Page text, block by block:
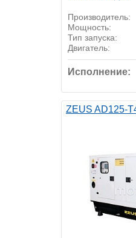
Производитель:
Мощность:
Тип запуска:
Двигатель:
Исполнение:
ZEUS AD125-